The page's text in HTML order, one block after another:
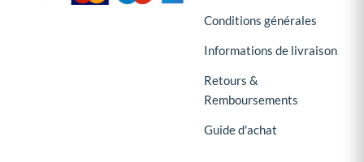
Conditions générales
Informations de livraison
Retours &
Remboursements
Guide d'achat